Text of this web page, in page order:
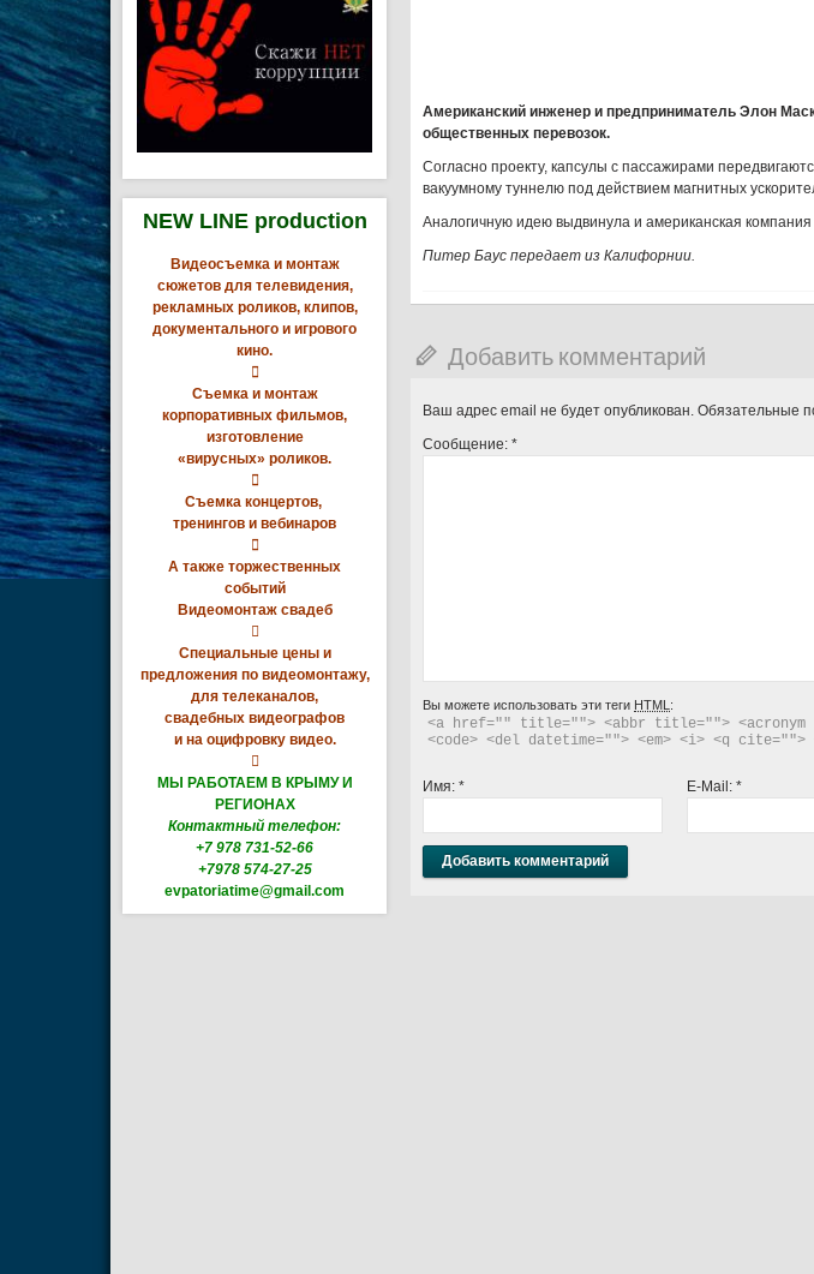
NEW LINE production
Видеосъемка и монтаж
сюжетов для телевидения,
рекламных роликов, клипов,
документального и игрового
кино.

Съемка и монтаж
корпоративных фильмов,
изготовление
«вирусных» роликов.

Съемка концертов,
тренингов и вебинаров

А также торжественных
событий
Видеомонтаж свадеб

Специальные цены и
предложения по видеомонтажу,
для телеканалов,
свадебных видеографов
и на оцифровку видео.

МЫ РАБОТАЕМ В КРЫМУ И
РЕГИОНАХ
Контактный телефон:
+7 978 731-52-66
+7978 574-27-25
evpatoriatime@gmail.com
Американский инженер и предприниматель Элон
общественных перевозок.
Согласно проекту, капсулы с пассажирами
вакуумному туннелю под действием магнитных
Аналогичную идею выдвинула и американская компания
Питер Баус передает из Калифорнии.
Добавить комментарий
Ваш адрес email не будет опубликован. Обязательные
Сообщение: *
Вы можете использовать эти теги HTML :
<a href="" title=""> <abbr title="">
<code> <del datetime=""> <em> <i> <q
Имя: * E-Mail: *